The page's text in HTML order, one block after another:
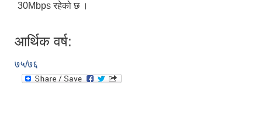
30Mbps रहेको छ ।
आर्थिक वर्ष:
७५/७६